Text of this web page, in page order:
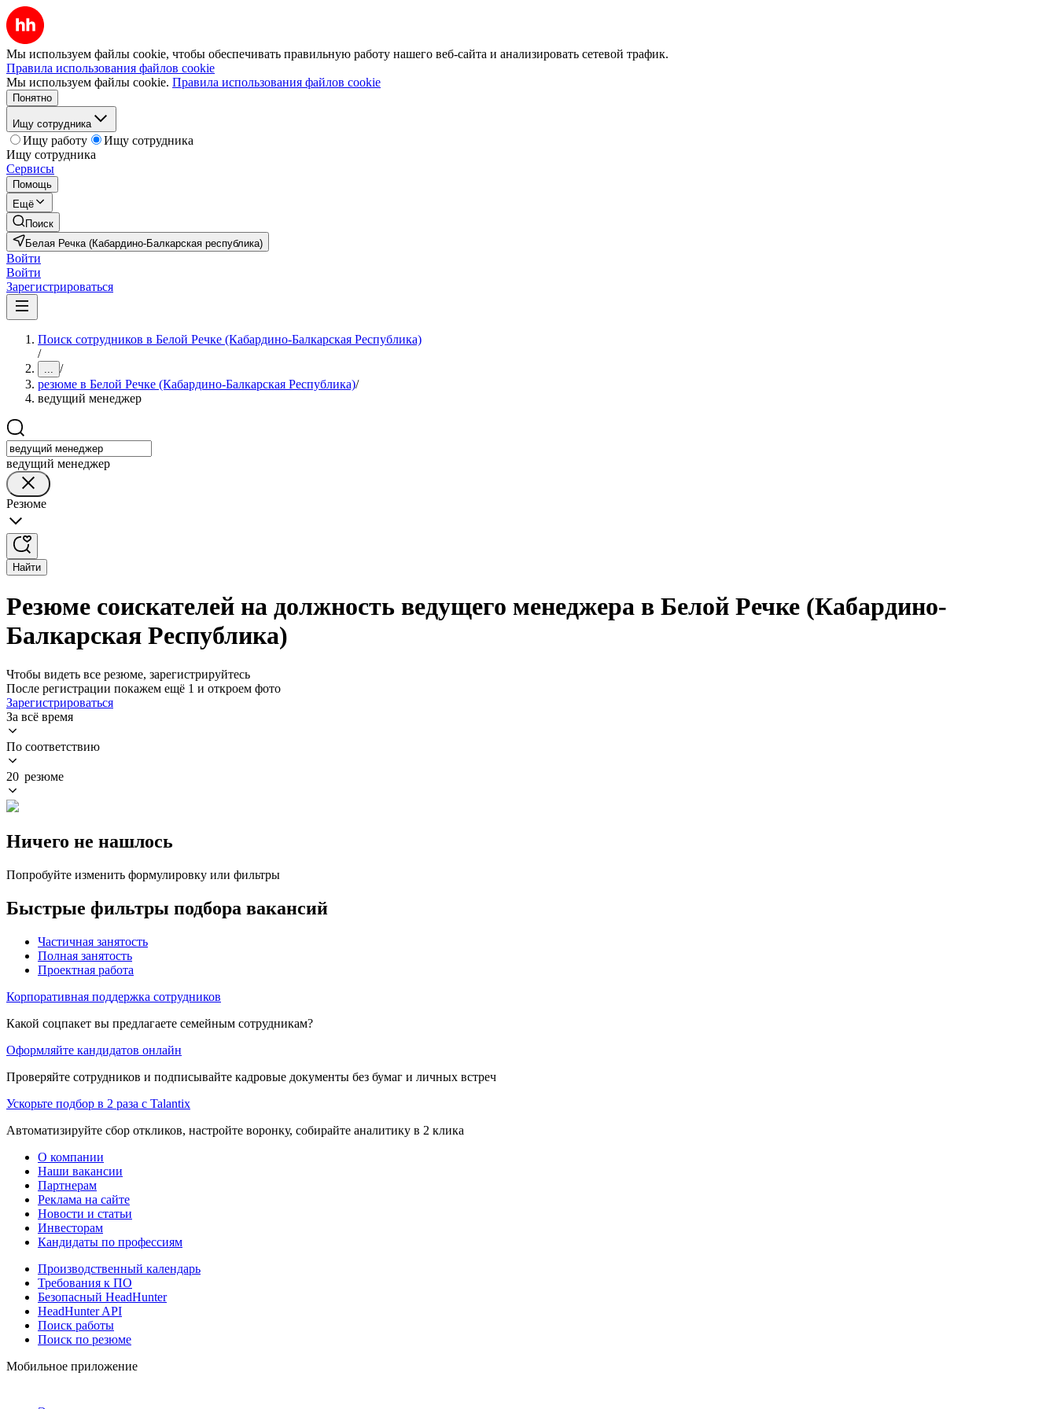
Мы используем файлы cookie, чтобы обеспечивать правильную работу нашего веб-сайта и анализировать сетевой трафик.
Правила использования файлов cookie
Мы используем файлы cookie. Правила использования файлов cookie
Понятно
Ищу сотрудника
Ищу работу
Ищу сотрудника
Ищу сотрудника
Сервисы
Помощь
Ещё
Поиск
Белая Речка (Кабардино-Балкарская республика)
Войти
Войти
Зарегистрироваться
Поиск сотрудников в Белой Речке (Кабардино-Балкарская Республика)
/
... /
резюме в Белой Речке (Кабардино-Балкарская Республика)/
ведущий менеджер
ведущий менеджер
Резюме
Найти
Резюме соискателей на должность ведущего менеджера в Белой Речке (Кабардино-
Балкарская Республика)
Чтобы видеть все резюме, зарегистрируйтесь
После регистрации покажем ещё 1 и откроем фото
Зарегистрироваться
За всё время
По соответствию
20 резюме
Ничего не нашлось
Попробуйте изменить формулировку или фильтры
Быстрые фильтры подбора вакансий
Частичная занятость
Полная занятость
Проектная работа
Корпоративная поддержка сотрудников
Какой соцпакет вы предлагаете семейным сотрудникам?
Оформляйте кандидатов онлайн
Проверяйте сотрудников и подписывайте кадровые документы без бумаг и личных встреч
Ускорьте подбор в 2 раза с Talantix
Автоматизируйте сбор откликов, настройте воронку, собирайте аналитику в 2 клика
О компании
Наши вакансии
Партнерам
Реклама на сайте
Новости и статьи
Инвесторам
Кандидаты по профессиям
Производственный календарь
Требования к ПО
Безопасный HeadHunter
HeadHunter API
Поиск работы
Поиск по резюме
Мобильное приложение